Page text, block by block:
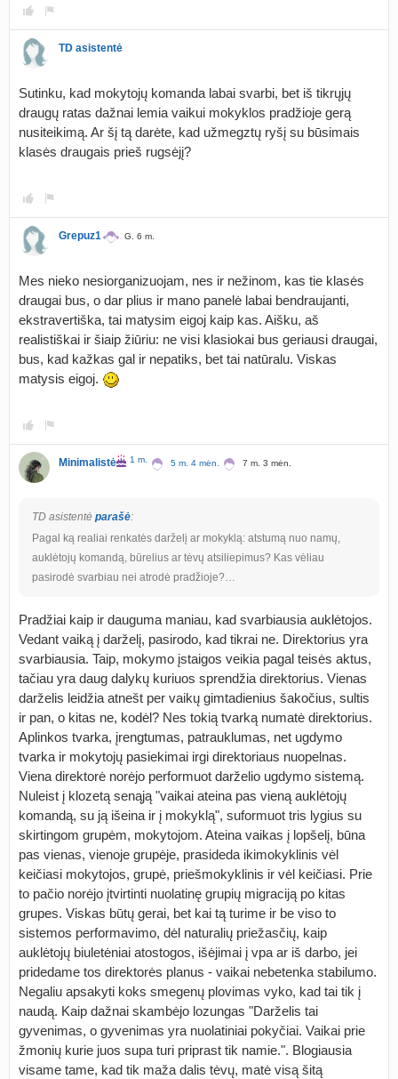
TD asistentė
Sutinku, kad mokytojų komanda labai svarbi, bet iš tikrųjų
draugų ratas dažnai lemia vaikui mokyklos pradžioje gerą
nusiteikimą. Ar šį tą darėte, kad užmegztų ryšį su būsimais
klasės draugais prieš rugsėjį?
Grepuz1 G. 6 m.
Mes nieko nesiorganizuojam, nes ir nežinom, kas tie klasės
draugai bus, o dar plius ir mano panelė labai bendraujanti,
ekstravertiška, tai matysim eigoj kaip kas. Aišku, aš
realistiškai ir šiaip žiūriu: ne visi klasiokai bus geriausi draugai,
bus, kad kažkas gal ir nepatiks, bet tai natūralu. Viskas
matysis eigoj.
Minimalistė 1 m. 5 m. 4 mėn. 7 m. 3 mėn.
TD asistentė parašė:
Pagal ką realiai renkatės darželį ar mokyklą: atstumą nuo namų,
auklėtojų komandą, būrelius ar tėvų atsiliepimus? Kas vėliau
pasirodė svarbiau nei atrodė pradžioje?…
Pradžiai kaip ir dauguma maniau, kad svarbiausia auklėtojos.
Vedant vaiką į darželį, pasirodo, kad tikrai ne. Direktorius yra
svarbiausia. Taip, mokymo įstaigos veikia pagal teisės aktus,
tačiau yra daug dalykų kuriuos sprendžia direktorius. Vienas
darželis leidžia atnešt per vaikų gimtadienius šakočius, sultis
ir pan, o kitas ne, kodėl? Nes tokią tvarką numatė direktorius.
Aplinkos tvarka, įrengtumas, patrauklumas, net ugdymo
tvarka ir mokytojų pasiekimai irgi direktoriaus nuopelnas.
Viena direktorė norėjo performuot darželio ugdymo sistemą.
Nuleist į klozetą senąją "vaikai ateina pas vieną auklėtojų
komandą, su ją išeina ir į mokyklą", suformuot tris lygius su
skirtingom grupėm, mokytojom. Ateina vaikas į lopšelį, būna
pas vienas, vienoje grupėje, prasideda ikimokyklinis vėl
keičiasi mokytojos, grupė, priešmokyklinis ir vėl keičiasi. Prie
to pačio norėjo įtvirtinti nuolatinę grupių migraciją po kitas
grupes. Viskas būtų gerai, bet kai tą turime ir be viso to
sistemos performavimo, dėl naturalių priežasčių, kaip
auklėtojų biuletėniai atostogos, išėjimai į vpa ar iš darbo, jei
pridedame tos direktorės planus - vaikai nebetenka stabilumo.
Negaliu apsakyti koks smegenų plovimas vyko, kad tai tik į
naudą. Kaip dažnai skambėjo lozungas "Darželis tai
gyvenimas, o gyvenimas yra nuolatiniai pokyčiai. Vaikai prie
žmonių kurie juos supa turi priprast tik namie.". Blogiausia
visame tame, kad tik maža dalis tėvų, matė visą šitą